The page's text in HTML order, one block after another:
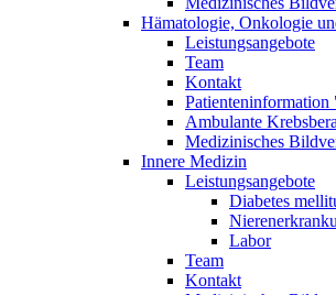
Hämatologie, Onkologie
Leistungsangebote
Team
Kontakt
Ambulante
Medizinisches
Innere Medizin
Leistungsangebote
Diabetes
Labor
Team
Kontakt